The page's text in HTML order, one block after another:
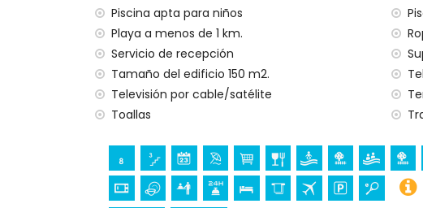
ropa de cama y toallas
servicio de recepción y servicio de emergencia 24
calefacción por suelo radiante y aire
instalaciones de bienestar
Instalaciones y servicios con cargo adicional
Deportes
tenis (a menos de 1000 metros del apartamento)
golf (a menos de 10 kilómetros del apartamento)
Piscina apta para niños
Playa a menos de 1 km.
Servicio de recepción
Tamaño del edificio 150 m2.
Televisión por cable/satélite
Toallas